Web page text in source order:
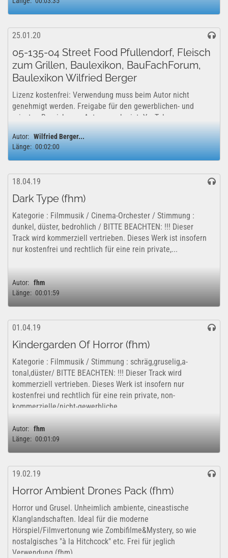
25.01.20
05-135-04 Street Food Pfullendorf, Fleisch
zum Grillen, Baulexikon, BauFachForum,
Baulexikon Wilfried Berger
Lizenz kostenfrei: Verwendung muss beim Autor nicht
genehmigt werden. Freigabe für den gewerblichen- und
privaten Bereich vom Autor genehmigt. YouTube
Lizenzfreigabe: Das Projekt kann uneingeschränkt für...
Autor: Wilfried Berger...
Länge: 00:02:00
18.04.19
Dark Type (fhm)
Kategorie : Filmmusik / Cinema-Orchester / Stimmung :
dunkel, düster, bedrohlich / BITTE BEACHTEN: !!! Dieser
Track wird kommerziell vertrieben. Dieses Werk ist insofern
nur kostenfrei und rechtlich für eine rein private,...
Autor: fhm
Länge: 00:01:59
01.04.19
Kindergarden Of Horror (fhm)
Kategorie : Filmmusik / Stimmung : schräg,gruselig,a-
tonal,düster/ BITTE BEACHTEN: !!! Dieser Track wird
kommerziell vertrieben. Dieses Werk ist insofern nur
kostenfrei und rechtlich für eine rein private, non-
kommerzielle/nicht-gewerbliche...
Autor: fhm
Länge: 00:01:09
19.02.19
Horror Ambient Drones Pack (fhm)
Horror und Grusel. Unheimlich ambiente, cineastische
Klanglandschaften. Ideal für die moderne
Hörspiel/Filmvertonung wie Zombifilme&Mystery, so wie
nostalgisches "à la Hitchcock" etc. Frei für jeglich
Verwendung (fhm).